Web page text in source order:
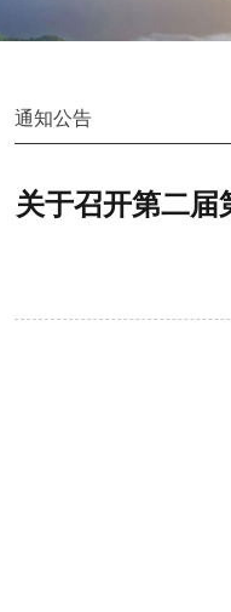
通知公告
关于召开第二届